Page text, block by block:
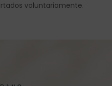
voluntariamente.